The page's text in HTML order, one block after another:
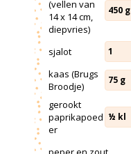
(vellen van
14 x 14 cm,
diepvries)
450 g
sjalot 1
kaas (Brugs
Broodje)
75 g
gerookt
paprikapoed
er
½ kl